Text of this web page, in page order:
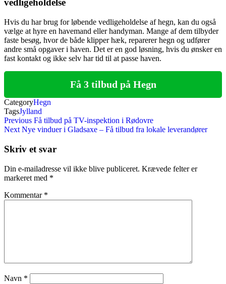
vedligeholdelse
Hvis du har brug for løbende vedligeholdelse af hegn, kan du også
vælge at hyre en havemand eller handyman. Mange af dem tilbyder
faste besøg, hvor de både klipper hæk, reparerer hegn og udfører
andre små opgaver i haven. Det er en god løsning, hvis du ønsker en
fast kontakt og ikke selv har tid til at passe haven.
Få 3 tilbud på Hegn
CategoryHegn
TagsJylland
Indlægsnavigation
Previous
Post
Previous Få tilbud på TV-inspektion i Rødovre
Next
Next Nye vinduer i Gladsaxe – Få tilbud fra lokale leverandører
Skriv et svar
Din e-mailadresse vil ikke blive publiceret. Krævede felter er
markeret med *
Kommentar *
Navn *